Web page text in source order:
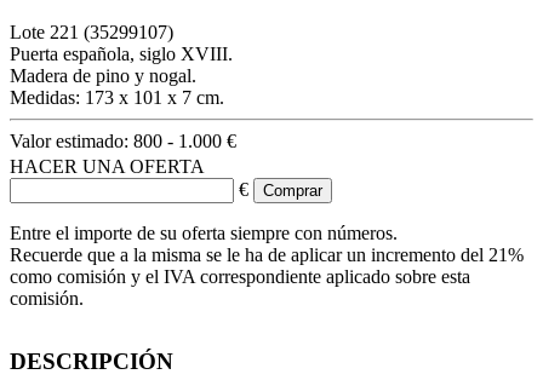
Lote 221 (35299107)
Puerta española, siglo XVIII.
Madera de pino y nogal.
Medidas: 173 x 101 x 7 cm.
Valor estimado: 800 - 1.000 €
HACER UNA OFERTA
€
Entre el importe de su oferta siempre con números.
Recuerde que a la misma se le ha de aplicar un incremento del 21%
como comisión y el IVA correspondiente aplicado sobre esta
comisión.
DESCRIPCIÓN